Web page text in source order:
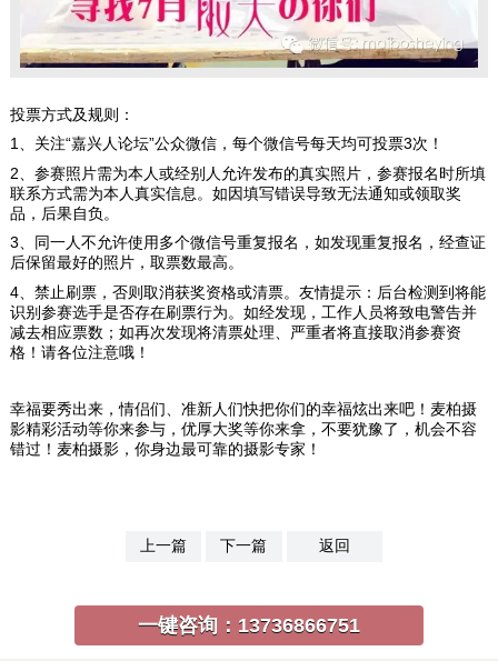
投票方式及规则：
1、关注“嘉兴人论坛”公众微信，每个微信号每天均可投票3次！
2、参赛照片需为本人或经别人允许发布的真实照片，参赛报名时所填
联系方式需为本人真实信息。如因填写错误导致无法通知或领取奖
品，后果自负。
3、同一人不允许使用多个微信号重复报名，如发现重复报名，经查证
后保留最好的照片，取票数最高。
4、禁止刷票，否则取消获奖资格或清票。友情提示：后台检测到将能
识别参赛选手是否存在刷票行为。如经发现，工作人员将致电警告并
减去相应票数；如再次发现将清票处理、严重者将直接取消参赛资
格！请各位注意哦！
幸福要秀出来，情侣们、准新人们快把你们的幸福炫出来吧！麦柏摄
影精彩活动等你来参与，优厚大奖等你来拿，不要犹豫了，机会不容
错过！麦柏摄影，你身边最可靠的摄影专家！
上一篇 下一篇 返回
一键咨询： 13736866751